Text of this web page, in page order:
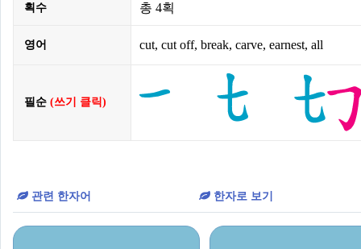
획수 총 4획
영어 cut, cut off, break, carve, earnest, all
필순 (쓰기 클릭)
관련 한자어 한자로 보기